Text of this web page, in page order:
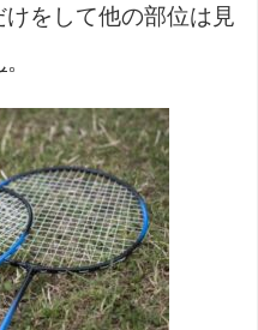
けをして他の部位は見
。